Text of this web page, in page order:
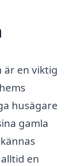
är en viktig
husägare
gamla
en